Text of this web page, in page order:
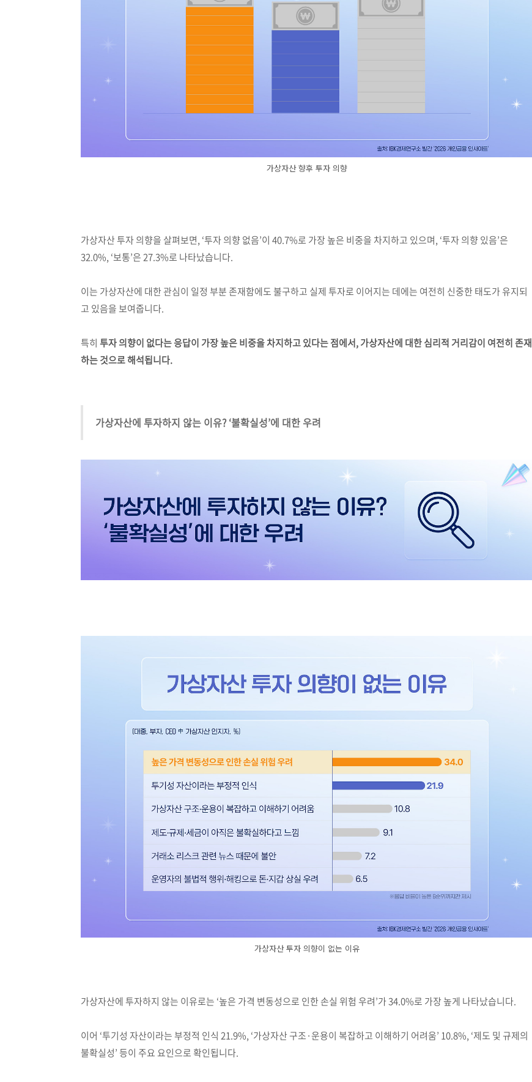
가상자산 향후 투자 의향
가상자산 투자 의향을 살펴보면, ‘투자 의향 없음’이 40.7%로 가장 높은 비중을 차지하고 있으며, ‘투자 의향 있음’은
32.0%, ‘보통’은 27.3%로 나타났습니다.
이는 가상자산에 대한 관심이 일정 부분 존재함에도 불구하고 실제 투자로 이어지는 데에는 여전히 신중한 태도가 유지되
고 있음을 보여줍니다.
특히 투자 의향이 없다는 응답이 가장 높은 비중을 차지하고 있다는 점에서, 가상자산에 대한 심리적 거리감이 여전히 존재
하는 것으로 해석됩니다.
가상자산에 투자하지 않는 이유? ‘불확실성’에 대한 우려
가상자산 투자 의향이 없는 이유
가상자산에 투자하지 않는 이유로는 ‘높은 가격 변동성으로 인한 손실 위험 우려’가 34.0%로 가장 높게 나타났습니다.
이어 ‘투기성 자산이라는 부정적 인식 21.9%, ‘가상자산 구조·운용이 복잡하고 이해하기 어려움’ 10.8%, ‘제도 및 규제의
불확실성’ 등이 주요 요인으로 확인됩니다.